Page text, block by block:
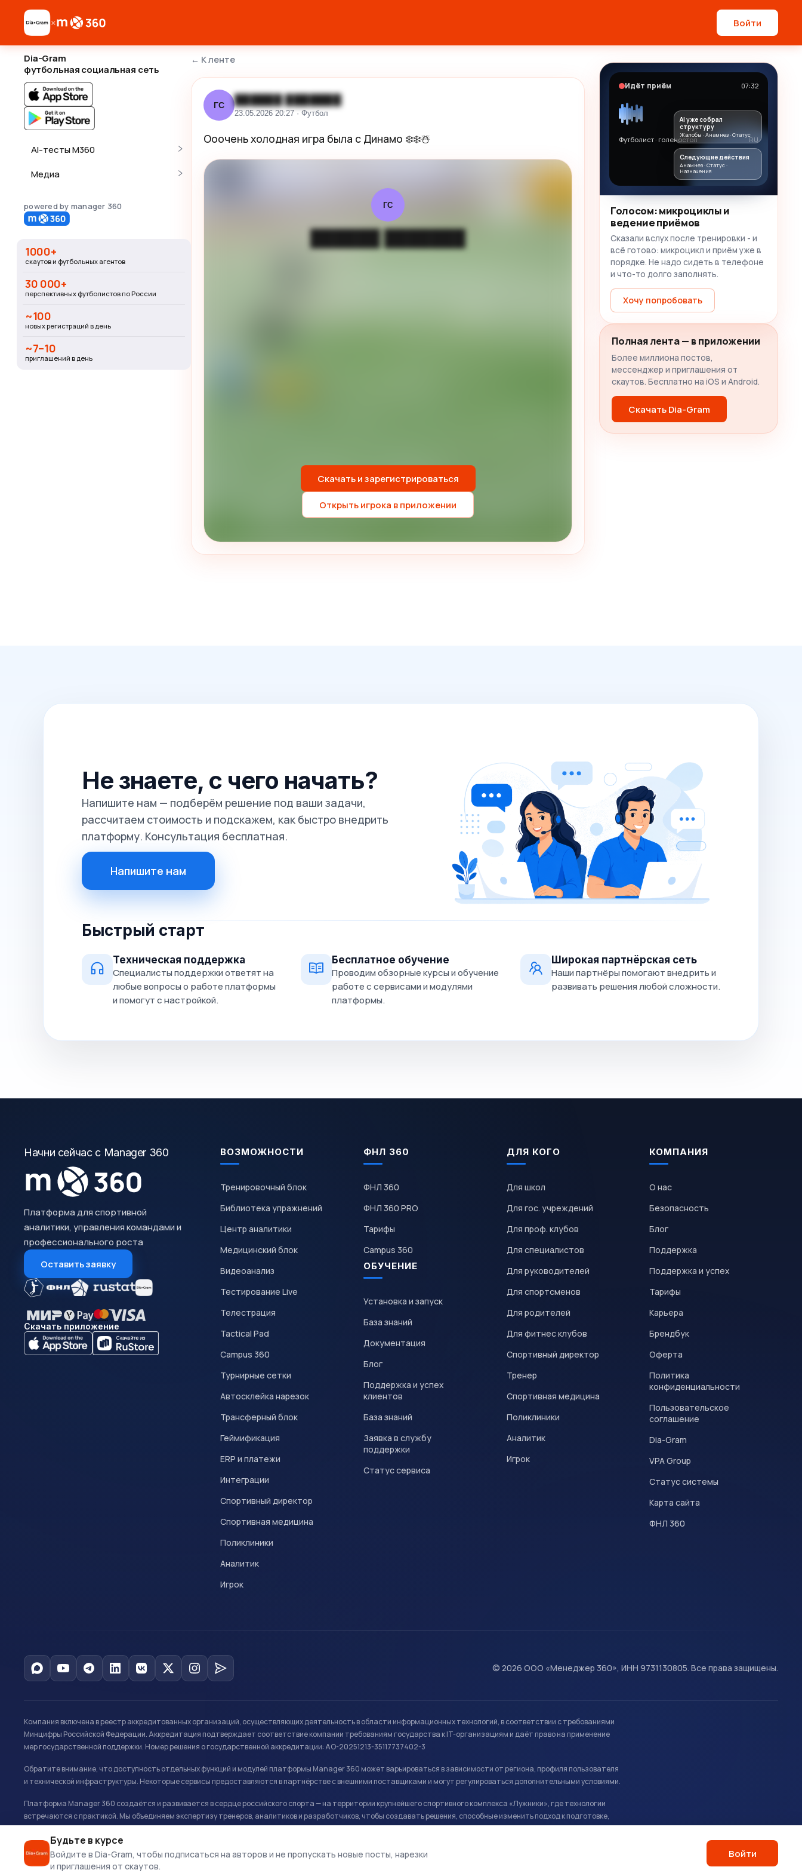
× Войти
Dia-Gram
футбольная социальная сеть
AI-тесты M360
Медиа
powered by manager 360
1000+
скаутов и футбольных агентов
30 000+
перспективных футболистов по России
~100
новых регистраций в день
~7–10
приглашений в день
← К ленте
ГС ██████ ███████
23.05.2026 20:27 · Футбол
Ооочень холодная игра была с Динамо ❄️❄️☃️
ГС
██████ ███████
Скачать и зарегистрироваться
Открыть игрока в приложении
Идёт приём 07:32
Футболист · голеностоп RU
AI уже собрал
структуру
Жалобы · Анамнез · Статус
Следующие действия
Анамнез · Статус ·
Назначения
Голосом: микроциклы и
ведение приёмов
Сказали вслух после тренировки - и
всё готово: микроцикл и приём уже в
порядке. Не надо сидеть в телефоне
и что-то долго заполнять.
Хочу попробовать
Полная лента — в приложении
Более миллиона постов,
мессенджер и приглашения от
скаутов. Бесплатно на iOS и Android.
Скачать Dia-Gram
Будьте в курсе
Войдите в Dia-Gram, чтобы подписаться на авторов и не пропускать новые посты, нарезки
и приглашения от скаутов.
Войти
Не знаете, с чего начать?
Напишите нам — подберём решение под ваши задачи,
рассчитаем стоимость и подскажем, как быстро внедрить
платформу. Консультация бесплатная.
Напишите нам
Быстрый старт
Техническая поддержка
Специалисты поддержки ответят на
любые вопросы о работе платформы
и помогут с настройкой.
Бесплатное обучение
Проводим обзорные курсы и обучение
работе с сервисами и модулями
платформы.
Широкая партнёрская сеть
Наши партнёры помогают внедрить и
развивать решения любой сложности.
Начни сейчас с Manager 360
Платформа для спортивной
аналитики, управления командами и
профессионального роста
Оставить заявку
Скачать приложение
ВОЗМОЖНОСТИ
Тренировочный блок
Библиотека упражнений
Центр аналитики
Медицинский блок
Видеоанализ
Тестирование Live
Телестрация
Tactical Pad
Campus 360
Турнирные сетки
Автосклейка нарезок
Трансферный блок
Геймификация
ERP и платежи
Интеграции
Спортивный директор
Спортивная медицина
Поликлиники
Аналитик
Игрок
ФНЛ 360
ФНЛ 360
ФНЛ 360 PRO
Тарифы
Campus 360
ОБУЧЕНИЕ
Установка и запуск
База знаний
Документация
Блог
Поддержка и успех
клиентов
База знаний
Заявка в службу
поддержки
Статус сервиса
ДЛЯ КОГО
Для школ
Для гос. учреждений
Для проф. клубов
Для специалистов
Для руководителей
Для спортсменов
Для родителей
Для фитнес клубов
Спортивный директор
Тренер
Спортивная медицина
Поликлиники
Аналитик
Игрок
КОМПАНИЯ
О нас
Безопасность
Блог
Поддержка
Поддержка и успех
Тарифы
Карьера
Брендбук
Оферта
Политика
конфиденциальности
Пользовательское
соглашение
Dia-Gram
VPA Group
Статус системы
Карта сайта
ФНЛ 360
© 2026 ООО «Менеджер 360», ИНН 9731130805. Все права защищены.
Компания включена в реестр аккредитованных организаций, осуществляющих деятельность в области информационных технологий, в соответствии с требованиями
Минцифры Российской Федерации. Аккредитация подтверждает соответствие компании требованиям государства к IT-организациям и даёт право на применение
мер государственной поддержки. Номер решения о государственной аккредитации: АО-20251213-35117737402-3
Обратите внимание, что доступность отдельных функций и модулей платформы Manager 360 может варьироваться в зависимости от региона, профиля пользователя
и технической инфраструктуры. Некоторые сервисы предоставляются в партнёрстве с внешними поставщиками и могут регулироваться дополнительными условиями.
Платформа Manager 360 создаётся и развивается в сердце российского спорта — на территории крупнейшего спортивного комплекса «Лужники», где технологии
встречаются с практикой. Мы объединяем экспертизу тренеров, аналитиков и разработчиков, чтобы создавать решения, способные изменить подход к подготовке,
развитию и управлению в спорте.
Офис: г. Москва, Олимпийский комплекс «Лужники», Большая спортивная арена, ул. Лужники 24с1.